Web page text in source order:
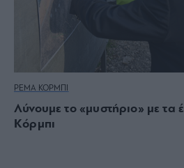
ΡΕΜΑ ΚΟΡΜΠΙ
Λύνουμε το «μυστήριο» με τα
Κόρμπι